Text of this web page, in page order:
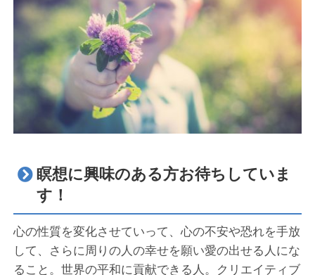
瞑想に興味のある方お待ちしていま
す！
心の性質を変化させていって、心の不安や恐れを手放
して、さらに周りの人の幸せを願い愛の出せる人にな
ること。世界の平和に貢献できる人。クリエイティブ